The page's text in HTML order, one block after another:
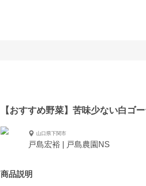
【おすすめ野菜】苦味少ない白ゴ
山口県下関市
戸島宏裕 | 戸島農園NS
商品説明